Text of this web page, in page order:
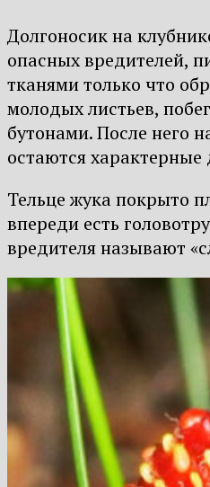
Долгоносик на
опасных вредителей,
тканями только что
молодых листьев,
бутонами. После него
остаются
Тельце жука покрыто
впереди есть
вредителя называют